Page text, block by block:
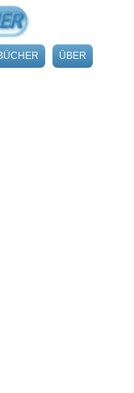
ÜBER